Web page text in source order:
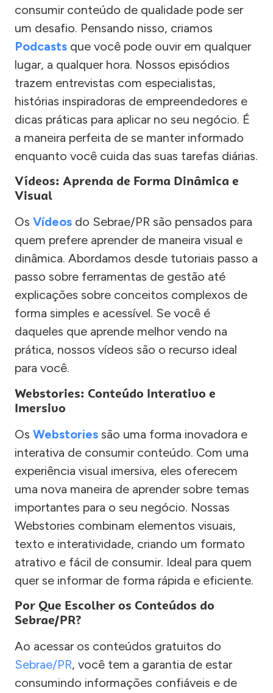
consumir conteúdo de qualidade pode ser
um desafio. Pensando nisso, criamos
Podcasts que você pode ouvir em qualquer
lugar, a qualquer hora. Nossos episódios
trazem entrevistas com especialistas,
histórias inspiradoras de empreendedores e
dicas práticas para aplicar no seu negócio. É
a maneira perfeita de se manter informado
enquanto você cuida das suas tarefas diárias.
Vídeos: Aprenda de Forma Dinâmica e
Visual
Os Vídeos do Sebrae/PR são pensados para
quem prefere aprender de maneira visual e
dinâmica. Abordamos desde tutoriais passo a
passo sobre ferramentas de gestão até
explicações sobre conceitos complexos de
forma simples e acessível. Se você é
daqueles que aprende melhor vendo na
prática, nossos vídeos são o recurso ideal
para você.
Webstories: Conteúdo Interativo e
Imersivo
Os Webstories são uma forma inovadora e
interativa de consumir conteúdo. Com uma
experiência visual imersiva, eles oferecem
uma nova maneira de aprender sobre temas
importantes para o seu negócio. Nossas
Webstories combinam elementos visuais,
texto e interatividade, criando um formato
atrativo e fácil de consumir. Ideal para quem
quer se informar de forma rápida e eficiente.
Por Que Escolher os Conteúdos do
Sebrae/PR?
Ao acessar os conteúdos gratuitos do
Sebrae/PR, você tem a garantia de estar
consumindo informações confiáveis e de